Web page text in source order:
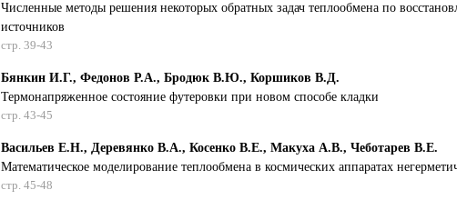
Численные методы решения некоторых обратных задач теплообмена по
источников
стр. 39-43
Бянкин И.Г., Федонов Р.А., Бродюк В.Ю., Коршиков В.Д.
Термонапряженное состояние футеровки при новом способе кладки
стр. 43-45
Васильев Е.Н., Деревянко В.А., Косенко В.Е., Макуха А.В., Чеботарев В.Е.
Математическое моделирование теплообмена в космических аппаратах
стр. 45-48